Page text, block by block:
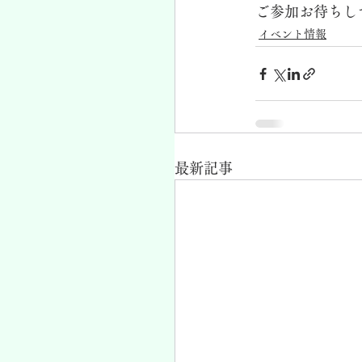
ご参加お待ちし
イベント情報
最新記事